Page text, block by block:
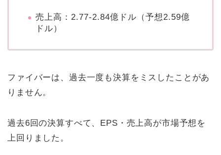
売上高：2.77-2.84億ドル（予想2.59億
ドル）
ファイバーは、過去一度も決算をミスしたことがあ
りません。
過去6回の決算すべて、EPS・売上高が市場予想を
上回りました。